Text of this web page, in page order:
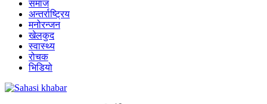
समाज
अन्तर्राष्ट्रिय
मनोरन्जन
खेलकुद
स्वास्थ्य
रोचक
भिडियो